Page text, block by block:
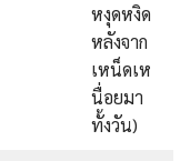
หงุดหงิด
หลังจาก
เหน็ดเห
นื่อยมา
ทั้งวัน)